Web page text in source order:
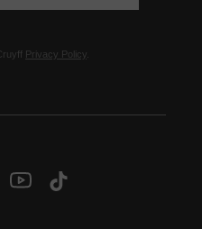
Privacy Policy